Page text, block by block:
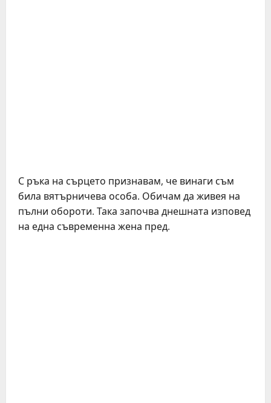
С ръка на сърцето признавам, че винаги съм
била вятърничева особа. Обичам да живея на
пълни обороти. Така започва днешната изповед
на една съвременна жена пред.